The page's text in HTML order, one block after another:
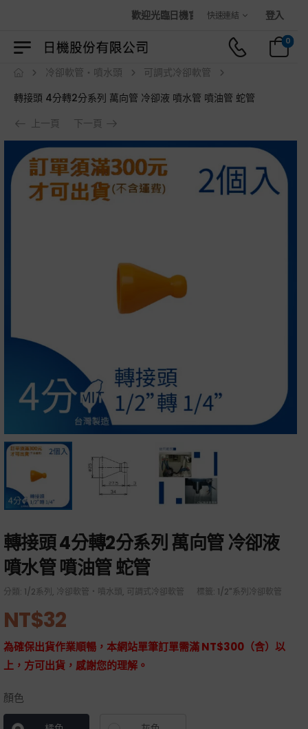
歡迎光臨日機官方購物商城！
快速連結 登入
0
冷卻軟管・噴水頭
可調式冷卻軟管
轉接頭 4分轉2分系列 萬向管 冷卻液 噴水管 噴油管 蛇管
上一頁
下一頁
轉接頭 4分轉2分系列 萬向管 冷卻液
噴水管 噴油管 蛇管
分類: 1/2系列 , 冷卻軟管・噴水頭, 可調式冷卻軟管 標籤: 1/2"系列冷卻軟管
NT$32
為確保出貨作業順暢，本網站單筆訂單需滿 NT$300（含）以
上，方可出貨，感謝您的理解。
顏色